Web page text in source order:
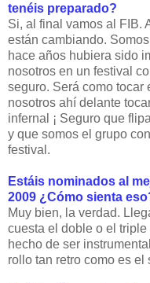
tenéis preparado?
Si, al final vamos al FIB.
están cambiando.
hace años hubiera sido
nosotros en un festival
seguro. Será como tocar
nosotros ahí delante
infernal ¡ Seguro que
y que somos el grupo
festival.
Estáis nominados al
2009 ¿Cómo sienta
Muy bien, la verdad.
cuesta el doble o el
hecho de ser
rollo tan retro como es el